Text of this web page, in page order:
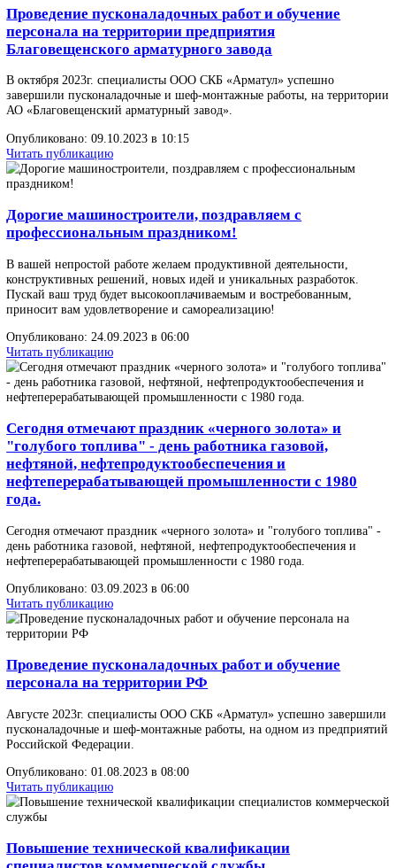
Опубликовано: 04.12.2023 в 07:00
Читать публикацию
Второй этап пусконаладочных работ и обучения
В Ноябре 2023г. специалисты ООО СКБ «Арматул» успешно
завершили пусконаладочные и шеф-монтажные работы, на
предприятий Республики Беларусь.
Опубликовано: 22.11.2023 в 09:00
Читать публикацию
Первый этап пусконаладочных работ и обучения
персонала на территории Республики Беларусь
В Ноябре 2023г. специалисты ООО СКБ «Арматул» успешно
завершили пусконаладочные и шеф-монтажные работы, на
предприятий Республики Беларусь.
Опубликовано: 06.11.2023 в 08:00
Читать публикацию
Мы получили свидетельство на товарный знак
Друзья, у нас отличная новость – 23 «Октября» 2023 года наша
компания получила свидетельство на товарный знак в
Государственном реестре товарных знаков Российской
Опубликовано: 23.10.2023 в 07:00
Читать публикацию
Проведение пусконаладочных работ и обучение
Благовещенского арматурного завода
В октября 2023г. специалисты ООО СКБ «Арматул» успешно
завершили пусконаладочные и шеф-монтажные работы, на
АО «Благовещенский арматурный завод».
Опубликовано: 09.10.2023 в 10:15